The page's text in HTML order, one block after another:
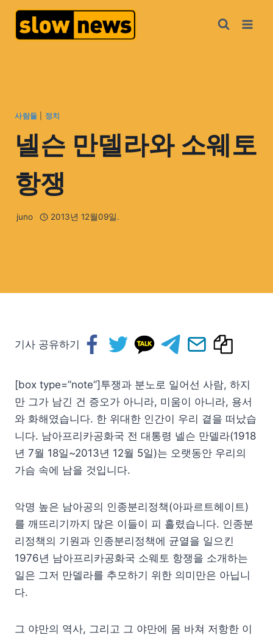
사람들 정치
넬슨 만델라와 소웨토
항쟁
juno 2013년 12월09일.
기사 공유하기
[box type=”note”]투쟁과 분노로 일어선 사람, 하지
만 그가 남긴 건 증오가 아니라, 미움이 아니라, 용서
와 화해였습니다. 한 위대한 인간이 우리 곁을 떠났습
니다. 남아프리카공화국 전 대통령 넬슨 만델라(1918
년 7월 18일~2013년 12월 5일)는 오랫동안 우리의
가슴 속에 남을 것입니다.
악명 높은 남아공의 인종분리정책(아파르트헤이트)
를 깨뜨리기까지 많은 이들이 피 흘렸습니다. 인종분
리정책의 기원과 인종분리정책에 균열을 일으킨
1976년 남아프리카공화국 소웨토 항쟁을 소개하는
일은 그저 만델라를 추모하기 위한 의미만은 아닙니
다.
그 야만의 역사, 그리고 그 야만에 몸 바쳐 저항한 이